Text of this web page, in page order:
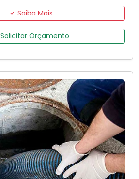
Saiba Mais
Solicitar Orçamento